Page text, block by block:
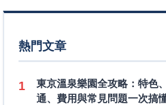
熱門文章
1
東京溫泉樂園全攻略：特色
通、費用與常見問題一次搞